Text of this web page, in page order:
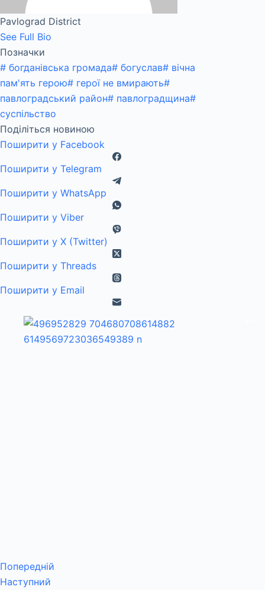
Pavlograd District
See Full Bio
Позначки
# богданівська громада# богуслав# вічна
пам'ять герою# герої не вмирають#
павлоградський район# павлоградщина#
суспільство
Поділіться новиною
Поширити у Facebook
Поширити у Telegram
Поширити у WhatsApp
Поширити у Viber
Поширити у X (Twitter)
Поширити у Threads
Поширити у Email
Попередній
Наступний